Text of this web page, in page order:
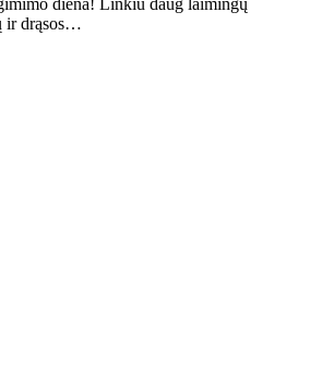
diena! Linkiu daug laimingų
ir drąsos…